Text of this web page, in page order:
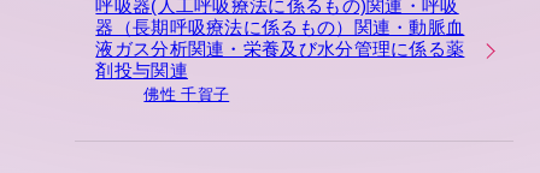
呼吸器(人工呼吸療法に係るもの)関連・呼吸
器（長期呼吸療法に係るもの）関連・動脈血
液ガス分析関連・栄養及び水分管理に係る薬
剤投与関連
佛性 千賀子